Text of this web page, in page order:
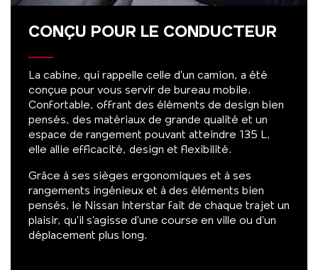
CONÇU POUR LE CONDUCTEUR
La cabine, qui rappelle celle d’un camion, a été
conçue pour vous servir de bureau mobile.
Confortable, offrant des éléments de design bien
pensés, des matériaux de grande qualité et un
espace de rangement pouvant atteindre 135 L,
elle allie efficacité, design et flexibilité.
Grâce à ses sièges ergonomiques et à ses
rangements ingénieux et à des éléments bien
pensés, le Nissan Interstar fait de chaque trajet un
plaisir, qu’il s’agisse d’une course en ville ou d’un
déplacement plus long.